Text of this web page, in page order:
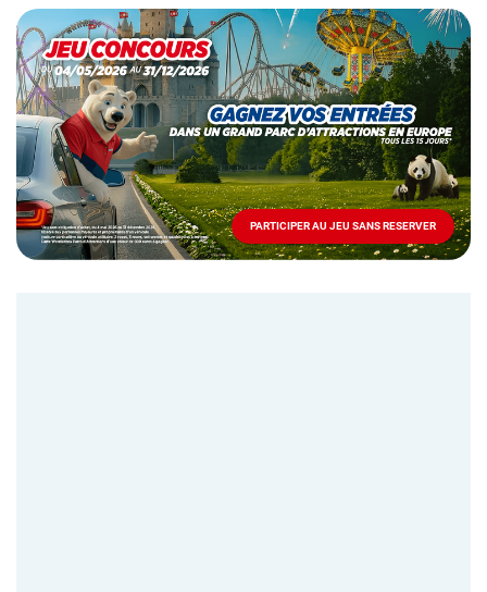
Opération
spéciale
Mai
-
Décembre
2026
Locations
PARTICIPER AU JEU SANS RESERVER
PARTICIPER
AU
JEU